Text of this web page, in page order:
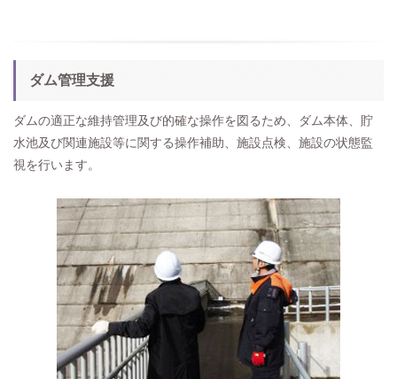
ダム管理支援
ダムの適正な維持管理及び的確な操作を図るため、ダム本体、貯
水池及び関連施設等に関する操作補助、施設点検、施設の状態監
視を行います。